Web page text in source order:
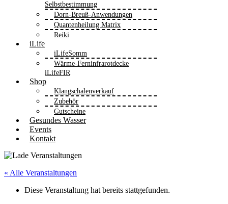
Selbstbestimmung
Dorn-Breuß-Anwendungen
Quantenheilung Matrix
Reiki
iLife
iLifeSomm
Wärme-Ferninfrarotdecke
iLifeFIR
Shop
Klangschalenverkauf
Zubehör
Gutscheine
Gesundes Wasser
Events
Kontakt
« Alle Veranstaltungen
Diese Veranstaltung hat bereits stattgefunden.